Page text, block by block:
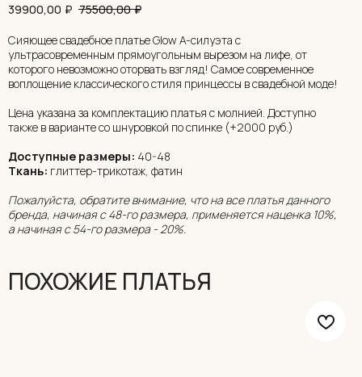
39900,00 ₽ 75500,00 ₽
Cияющее свадебное платье Glow A-силуэта с
ультрасовременным прямоугольным вырезом на лифе, от
которого невозможно оторвать взгляд! Самое современное
воплощение классического стиля принцессы в свадебной моде!
Цена указана за комплектацию платья с молнией. Доступно
также в варианте со шнуровкой по спинке (+2000 руб.)
Доступные размеры: 40-48
Ткань: глиттер-трикотаж, фатин
Пожалуйста, обратите внимание, что на все платья данного
бренда, начиная с 48-го размера, применяется наценка 10%,
а начиная с 54-го размера - 20%.
ПОХОЖИЕ ПЛАТЬЯ